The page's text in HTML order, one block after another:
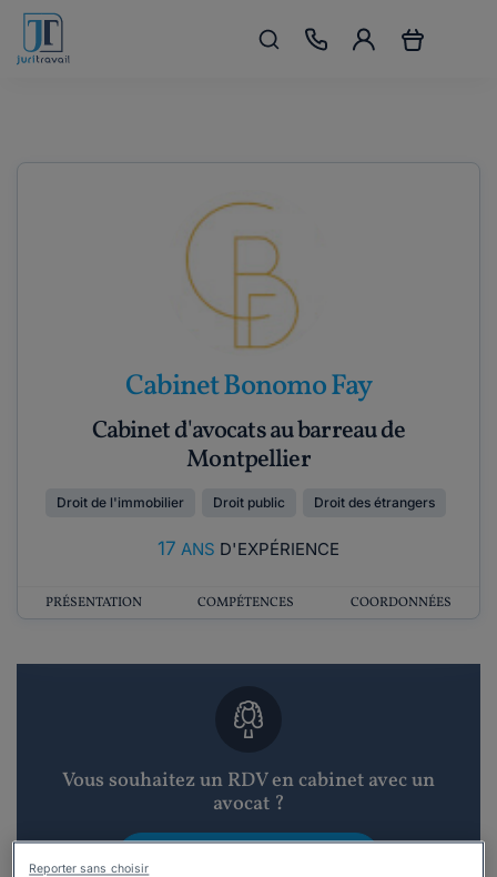
Cabinet Bonomo Fay
Cabinet d'avocats au barreau de
Montpellier
Droit de l'immobilier Droit public Droit des étrangers
17 ANS D'EXPÉRIENCE
PRÉSENTATION COMPÉTENCES COORDONNÉES
Vous souhaitez un RDV en cabinet avec un
avocat ?
Reporter sans choisir